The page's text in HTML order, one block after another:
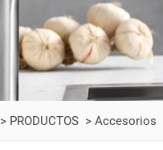
> PRODUCTOS > Accesorios